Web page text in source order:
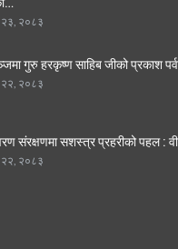
२०८३
गुरु हरकृष्ण साहिब जीको प्रकाश
२०८३
संरक्षणमा सशस्त्र प्रहरीको पहल :
२०८३